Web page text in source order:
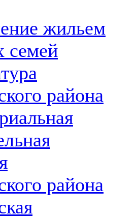
жильем
семей
района
района